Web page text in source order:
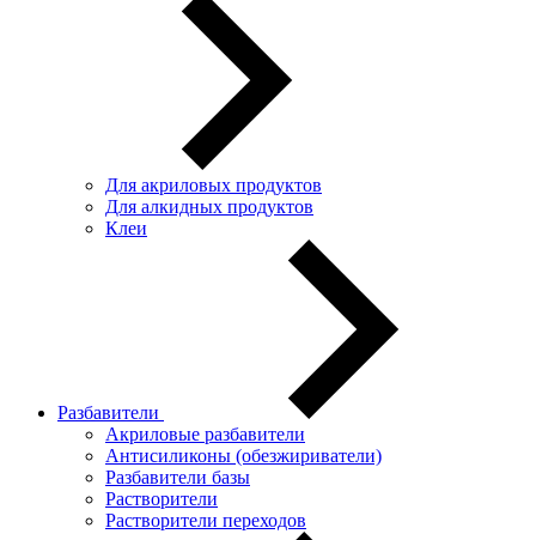
Для акриловых продуктов
Для алкидных продуктов
Клеи
Разбавители
Акриловые разбавители
Антисиликоны (обезжириватели)
Разбавители базы
Растворители
Растворители переходов